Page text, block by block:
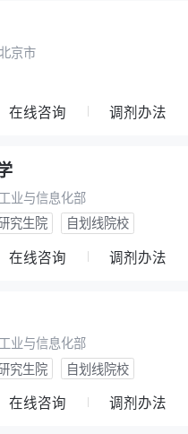
京市
在线咨询 调剂办法
工业与信息化部
究生院 自划线院校
在线咨询 调剂办法
工业与信息化部
究生院 自划线院校
在线咨询 调剂办法